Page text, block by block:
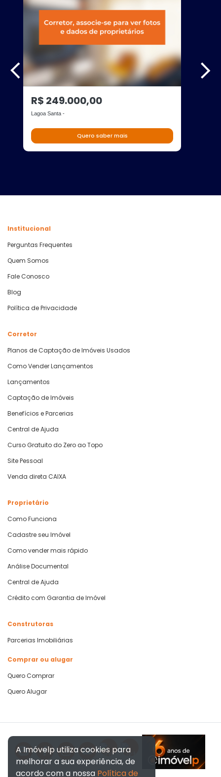
R$ 249.000,00
Lagoa Santa -
Quero saber mais
Institucional
Perguntas Frequentes
Quem Somos
Fale Conosco
Blog
Política de Privacidade
Corretor
Planos de Captação de Imóveis Usados
Como Vender Lançamentos
Lançamentos
Captação de Imóveis
Benefícios e Parcerias
Central de Ajuda
Curso Gratuito do Zero ao Topo
Site Pessoal
Venda direta CAIXA
Proprietário
Como Funciona
Cadastre seu Imóvel
Como vender mais rápido
Análise Documental
Central de Ajuda
Crédito com Garantia de Imóvel
Construtoras
Parcerias Imobiliárias
Comprar ou alugar
Quero Comprar
Quero Alugar
A Imóvelp utiliza cookies para
melhorar a sua experiência, de
acordo com a nossa Política de